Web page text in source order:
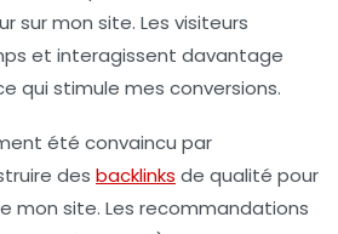
sur mon site. Les visiteurs
et interagissent davantage
qui stimule mes conversions.
été convaincu par
des backlinks de qualité pour
mon site. Les recommandations